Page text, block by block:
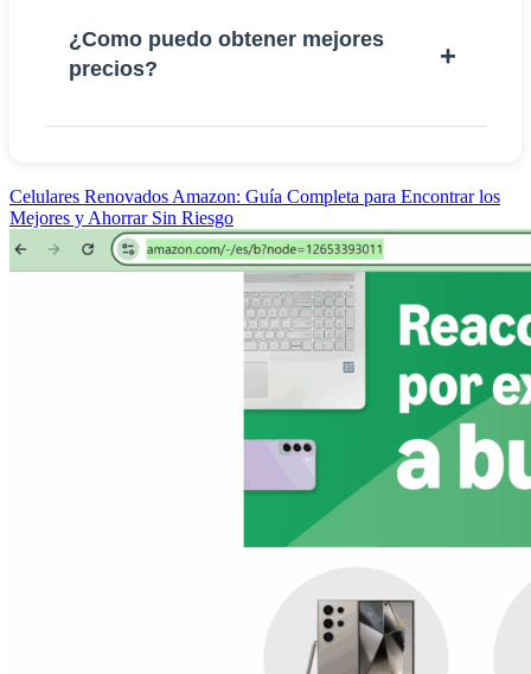
¿Como puedo obtener mejores
precios?
Celulares Renovados Amazon: Guía Completa para Encontrar los
Mejores y Ahorrar Sin Riesgo